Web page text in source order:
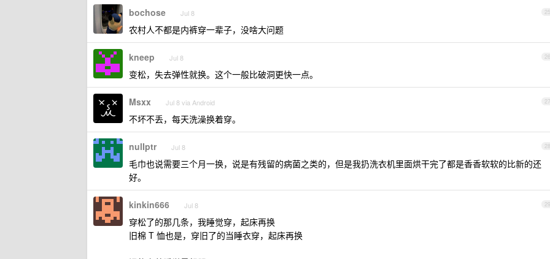
25
bochose Jul 8
农村人不都是内裤穿一辈子，没啥大问题
26
kneep Jul 8
变松，失去弹性就换。这个一般比破洞更快一点。
27
Msxx Jul 8 via Android
不坏不丢，每天洗澡换着穿。
28
nulIptr Jul 8
毛巾也说需要三个月一换，说是有残留的病菌之类的，但是我扔洗衣机里面烘干完了都是香香软软的比新的还
好。
29
kinkin666 Jul 8
穿松了的那几条，我睡觉穿，起床再换
旧棉 T 恤也是，穿旧了的当睡衣穿，起床再换